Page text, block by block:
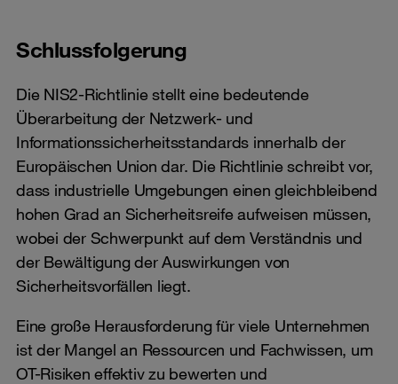
Schlussfolgerung
Die NIS2-Richtlinie stellt eine bedeutende
Überarbeitung der Netzwerk- und
Informationssicherheitsstandards innerhalb der
Europäischen Union dar. Die Richtlinie schreibt vor,
dass industrielle Umgebungen einen gleichbleibend
hohen Grad an Sicherheitsreife aufweisen müssen,
wobei der Schwerpunkt auf dem Verständnis und
der Bewältigung der Auswirkungen von
Sicherheitsvorfällen liegt.
Eine große Herausforderung für viele Unternehmen
ist der Mangel an Ressourcen und Fachwissen, um
OT-Risiken effektiv zu bewerten und